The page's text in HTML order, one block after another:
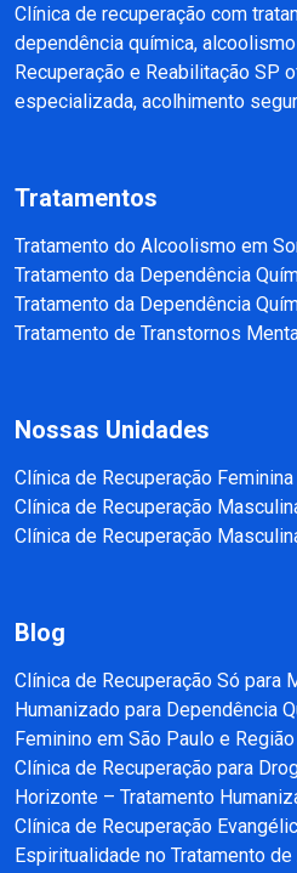
Clínica de recuperação com
dependência química,
Recuperação e Reabilitação SP
especializada, acolhimento
Tratamentos
Tratamento do Alcoolismo em
Tratamento da Dependência
Tratamento da Dependência
Tratamento de Transtornos
Nossas Unidades
Clínica de Recuperação
Clínica de Recuperação
Clínica de Recuperação
Blog
Clínica de Recuperação Só para
Humanizado para Dependência
Feminino em São Paulo e Região
Clínica de Recuperação para
Horizonte – Tratamento
Clínica de Recuperação
Espiritualidade no Tratamento